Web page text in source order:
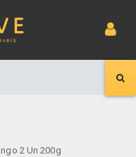
2 Un 200g